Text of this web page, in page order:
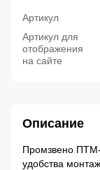
Артикул
Артикул для
отображения
на сайте
Описание
Промзвено
удобства